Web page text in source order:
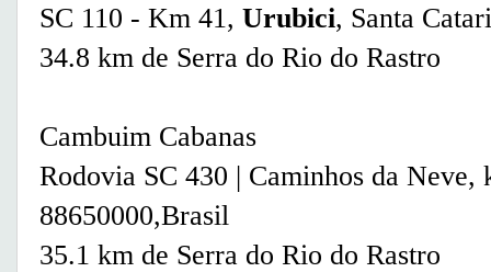
SC 110 - Km 41, Urubici, Santa
34.8 km de Serra do Rio do Rastro
Cambuim Cabanas
Rodovia SC 430 | Caminhos da Neve,
88650000,Brasil
35.1 km de Serra do Rio do Rastro